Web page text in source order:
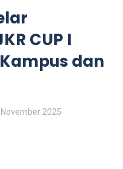
CUP I
dan
2025